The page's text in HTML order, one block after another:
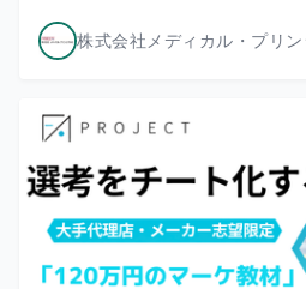
株式会社メディカル・プリ